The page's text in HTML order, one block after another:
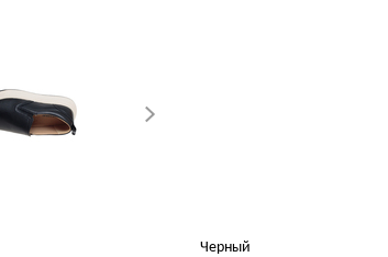
Черный